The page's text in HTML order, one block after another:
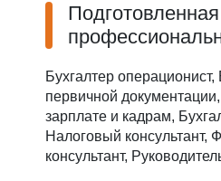
Подготовленная
Бухгалтер операционист,
первичной
зарплате и кадрам,
Налоговый консультант,
консультант,